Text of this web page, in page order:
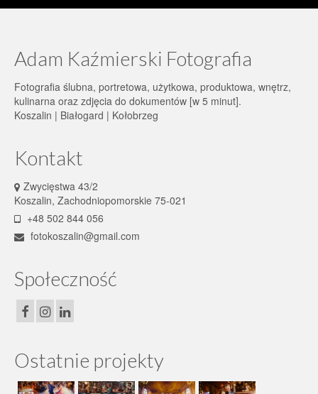
Adam Kaźmierski Fotografia
Fotografia ślubna, portretowa, użytkowa, produktowa, wnętrz,
kulinarna oraz zdjęcia do dokumentów [w 5 minut].
Koszalin | Białogard | Kołobrzeg
Kontakt
Zwycięstwa 43/2
Koszalin, Zachodniopomorskie 75-021
+48 502 844 056
fotokoszalin@gmail.com
Społeczność
Ostatnie projekty